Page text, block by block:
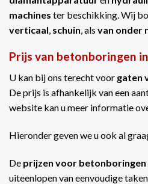
machines ter beschikking. Wij
verticaal schuin , als van onder
Prijs van betonboringen
U kan bij ons terecht voor gaten
De prijs is afhankelijk van een
website kan u meer informatie
Hieronder geven we u ook al
De prijzen voor betonboringen
uiteenlopen van eenvoudige